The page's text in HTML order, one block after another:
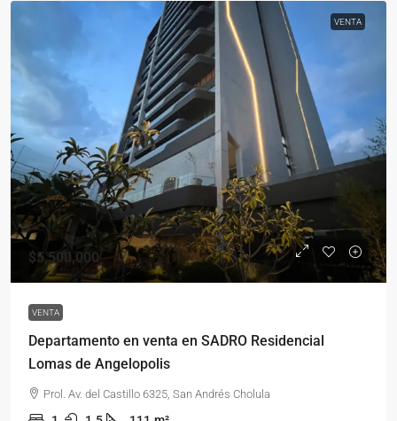
VENTA
$5,500,000
VENTA
Departamento en venta en SADRO Residencial
Lomas de Angelopolis
Prol. Av. del Castillo 6325, San Andrés Cholula